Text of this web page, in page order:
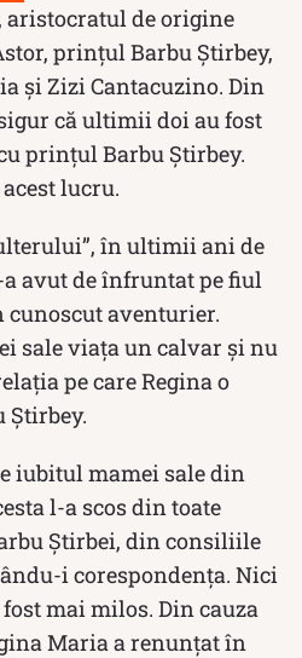
aristocratul de origine
prinţul Barbu Ştirbey,
și Zizi Cantacuzino. Din
că ultimii doi au fost
prinţul Barbu Ştirbey.
lucru.
în ultimii ani de
avut de înfruntat pe fiul
cunoscut aventurier.
sale viața un calvar și nu
pe care Regina o
Ştirbey.
iubitul mamei sale din
l-a scos din toate
Știrbei, din consiliile
i corespondenţa. Nici
mai milos. Din cauza
Maria a renunţat în